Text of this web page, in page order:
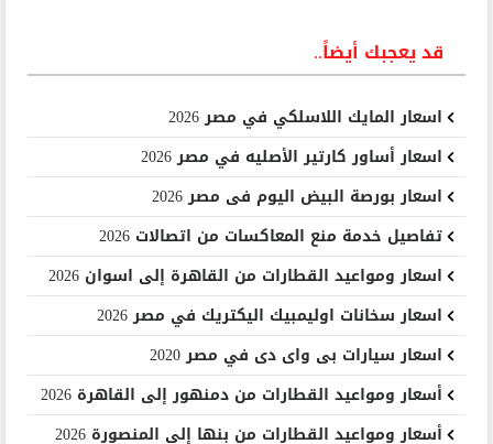
قد يعجبك أيضاً..
اسعار المايك اللاسلكي في مصر 2026
اسعار أساور كارتير الأصليه في مصر 2026
اسعار بورصة البيض اليوم فى مصر 2026
تفاصيل خدمة منع المعاكسات من اتصالات 2026
اسعار ومواعيد القطارات من القاهرة إلى اسوان 2026
اسعار سخانات اوليمبيك اليكتريك في مصر 2026
اسعار سيارات بى واى دى في مصر 2020
أسعار ومواعيد القطارات من دمنهور إلى القاهرة 2026
أسعار ومواعيد القطارات من بنها إلى المنصورة 2026